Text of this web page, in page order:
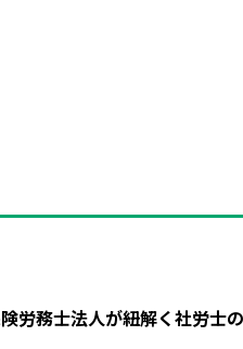
労務士法人が紐解く社労士